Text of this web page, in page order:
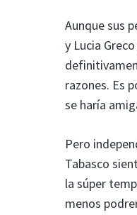
Aunque sus
y Lucia
razones. Es
se haría
Pero
Tabasco
la súper
menos